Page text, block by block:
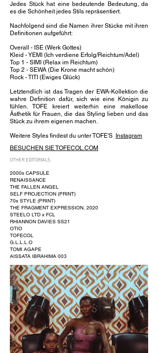
Jedes Stück hat eine bedeutende Bedeutung, da
es die Schönheit jedes Stils repräsentiert.
Nachfolgend sind die Namen ihrer Stücke mit ihren
Definitionen aufgeführt:
Overall - ISE (Werk Gottes)
Kleid - YEMI (Ich verdiene Erfolg/Reichtum/Adel)
Top 1 - SIMI (Relax im Reichtum)
Top 2 - SEWA (Die Krone macht schön)
Rock - TITI (Ewiges Glück)
Letztendlich ist das Tragen der EWA-Kollektion die
wahre Definition dafür, sich wie eine Königin zu
fühlen. TOFE kreiert weiterhin eine makellose
Ästhetik für Frauen, die das Styling lieben und das
Stück zu ihrem eigenen machen.
Weitere Styles findest du unter TOFE'S
Instagram
BESUCHEN SIE TOFECOL.COM
OTHER EDITORIALS
2000s CAPSULE
RENAISSANCE
THE FALLEN ANGEL
SELF PROJECTION (PRINT)
70s STYLE (PRINT)
THE FRAGMENT EXPRESSION, 2020
STEELO LTD x FCL
RHIANNON DAVIES SS21
OTIO
TOFECOL
G.L.L.L.O
TOMI AGAPE
AISSATA IBRAHIMA 003